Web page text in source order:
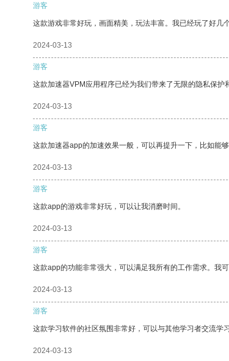
游客
这款游戏非常好玩，画面精美，玩法丰富。我已经玩了好几
2024-03-13
游客
这款加速器VPM应用程序已经为我们带来了无限的隐私保护
2024-03-13
游客
这款加速器app的加速效果一般，可以再提升一下，比如能够
2024-03-13
游客
这款app的游戏非常好玩，可以让我消磨时间。
2024-03-13
游客
这款app的功能非常强大，可以满足我所有的工作需求。我
2024-03-13
游客
这款学习软件的社区氛围非常好，可以与其他学习者交流学习
2024-03-13